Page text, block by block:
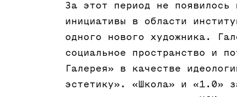
За этот период не появилось
инициативы в области
одного нового художника.
социальное пространство и
Галерея» в качестве
эстетику». «Школа» и «1.0»